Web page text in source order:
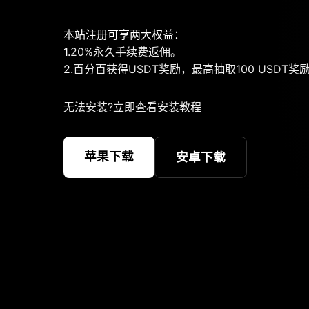
本站注册可享两大权益：
1.20%永久手续费返佣。
2.百分百获得USDT奖励，最高抽取100 USDT奖
无法安装?立即查看安装教程
苹果下载 安卓下载